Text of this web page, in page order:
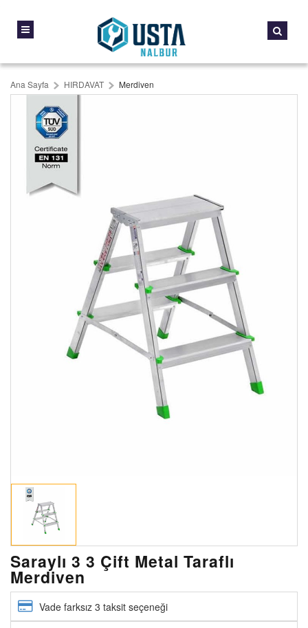
Ana Sayfa HIRDAVAT Merdiven
Saraylı 3 3 Çift Metal Taraflı
Merdiven
Vade farksız 3 taksit seçeneği